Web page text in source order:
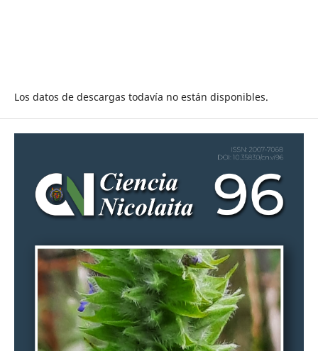
Los datos de descargas todavía no están disponibles.